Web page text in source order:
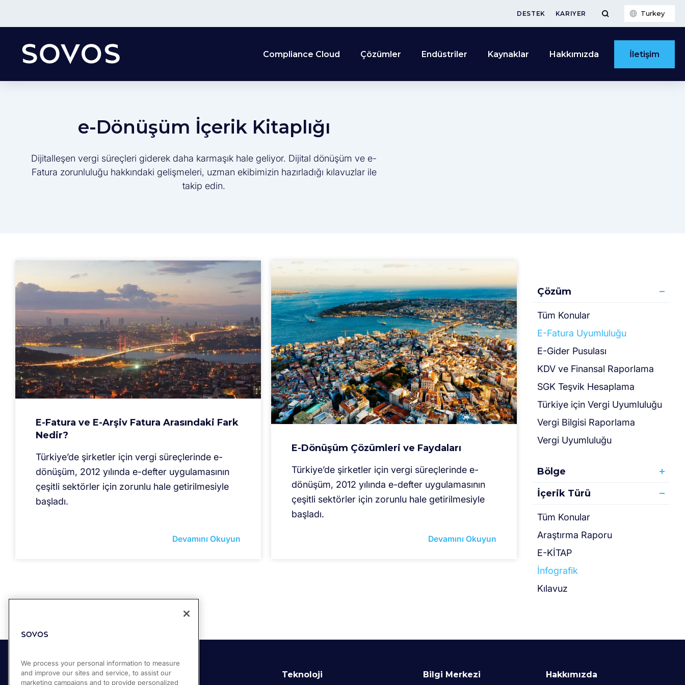
DESTEK KARIYER Turkey
Compliance Cloud Çözümler Endüstriler Kaynaklar Hakkımızda İletişim
e-Dönüşüm İçerik Kitaplığı
Dijitalleşen vergi süreçleri giderek daha karmaşık hale geliyor. Dijital dönüşüm ve e-
Fatura zorunluluğu hakkındaki gelişmeleri, uzman ekibimizin hazırladığı kılavuzlar ile
takip edin.
Çözüm
Tüm Konular
E-Fatura Uyumluluğu
E-Gider Pusulası
KDV ve Finansal Raporlama
SGK Teşvik Hesaplama
Türki̇ye için Vergi̇ Uyumluluğu
Vergi Bilgisi Raporlama
Vergi Uyumluluğu
Bölge
İçerik Türü
Tüm Konular
Araştırma Raporu
E-KİTAP
İnfografik
Kılavuz
E-Fatura ve E-Arşiv Fatura Arasındaki Fark
Nedir?
Türkiye’de şirketler için vergi süreçlerinde e-
dönüşüm, 2012 yılında e-defter uygulamasının
çeşitli sektörler için zorunlu hale getirilmesiyle
başladı.
Devamını Okuyun
E-Dönüşüm Çözümleri ve Faydaları
Türkiye’de şirketler için vergi süreçlerinde e-
dönüşüm, 2012 yılında e-defter uygulamasının
çeşitli sektörler için zorunlu hale getirilmesiyle
başladı.
Devamını Okuyun
Çözümler Ürünlerimiz Teknoloji Bilgi Merkezi Hakkımızda
We process your personal information to measure
and improve our sites and service, to assist our
marketing campaigns and to provide personalized